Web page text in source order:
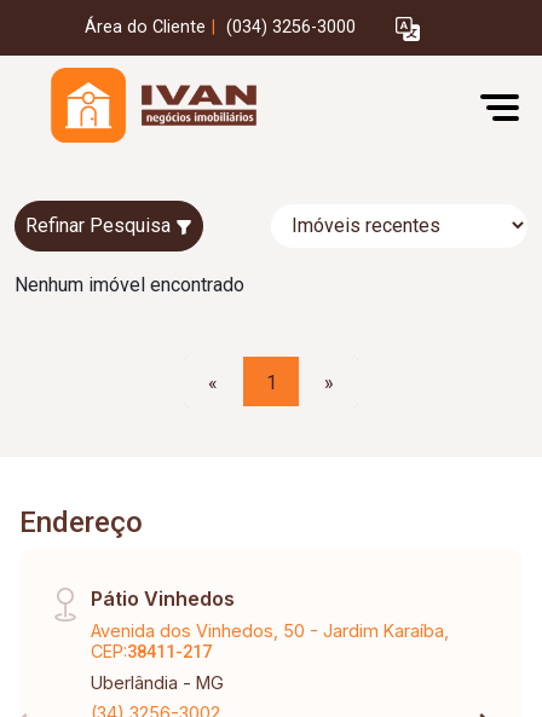
Área do Cliente (034) 3256-3000
Refinar Pesquisa
Nenhum imóvel encontrado
« 1 »
Endereço
Pátio Vinhedos
Avenida dos Vinhedos, 50 - Jardim Karaíba,
CEP:38411-217
Uberlândia - MG
(34) 3256-3002